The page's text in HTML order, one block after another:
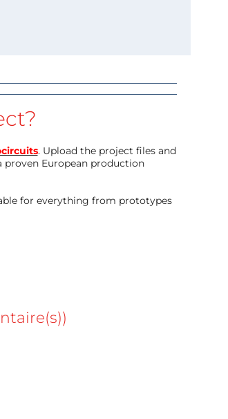
. Upload the project files and
proven European production
for everything from prototypes